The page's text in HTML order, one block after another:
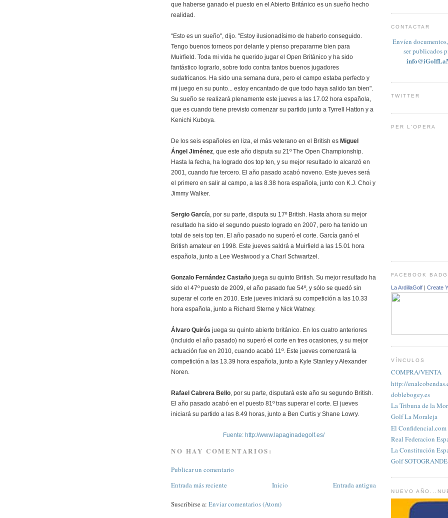
que haberse ganado el puesto en el Abierto Británico es un sueño hecho
realidad.
“Esto es un sueño", dijo. "Estoy ilusionadísimo de haberlo conseguido.
Tengo buenos torneos por delante y pienso prepararme bien para
Muirfield. Toda mi vida he querido jugar el Open Británico y ha sido
fantástico lograrlo, sobre todo contra tantos buenos jugadores
sudafricanos. Ha sido una semana dura, pero el campo estaba perfecto y
mi juego en su punto... estoy encantado de que todo haya salido tan bien".
Su sueño se realizará plenamente este jueves a las 17.02 hora española,
que es cuando tiene previsto comenzar su partido junto a Tyrrell Hatton y a
Kenichi Kuboya.
De los seis españoles en liza, el más veterano en el British es Miguel
Ángel Jiménez , que este año disputa su 21º The Open Championship.
Hasta la fecha, ha logrado dos top ten, y su mejor resultado lo alcanzó en
2001, cuando fue tercero. El año pasado acabó noveno. Este jueves será
el primero en salir al campo, a las 8.38 hora española, junto con K.J. Choi y
Jimmy Walker.
Sergio García, por su parte, disputa su 17º British. Hasta ahora su mejor
resultado ha sido el segundo puesto logrado en 2007, pero ha tenido un
total de seis top ten. El año pasado no superó el corte. García ganó el
British amateur en 1998. Este jueves saldrá a Muirfield a las 15.01 hora
española, junto a Lee Westwood y a Charl Schwartzel.
Gonzalo Fernández Castaño juega su quinto British. Su mejor resultado ha
sido el 47º puesto de 2009, el año pasado fue 54º, y sólo se quedó sin
superar el corte en 2010. Este jueves iniciará su competición a las 10.33
hora española, junto a Richard Sterne y Nick Watney.
Álvaro Quirós juega su quinto abierto británico. En los cuatro anteriores
(incluido el año pasado) no superó el corte en tres ocasiones, y su mejor
actuación fue en 2010, cuando acabó 11º. Este jueves comenzará la
competición a las 13.39 hora española, junto a Kyle Stanley y Alexander
Noren.
Rafael Cabrera Bello , por su parte, disputará este año su segundo British.
El año pasado acabó en el puesto 81º tras superar el corte. El jueves
iniciará su partido a las 8.49 horas, junto a Ben Curtis y Shane Lowry.
Fuente: http://www.lapaginadegolf.es/
NO HAY COMENTARIOS:
Publicar un comentario
Entrada más reciente
Entrada antigua
Inicio
Suscribirse a: Enviar comentarios (Atom)
CONTACTAR
Envíen
ser publicados
TWITTER
PER L'OPERA
FACEBOOK
La ArdillaGolf | Create
VÍNCULOS
COMPRA/VENTA
http://
doblebogey.es
La Tribuna de la
Golf La Moraleja
El Confidencial.com
Real Federacion
La Constitución
Golf
NUEVO